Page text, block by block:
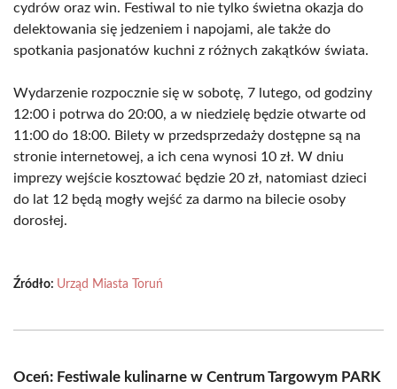
cydrów oraz win. Festiwal to nie tylko świetna okazja do
delektowania się jedzeniem i napojami, ale także do
spotkania pasjonatów kuchni z różnych zakątków świata.
Wydarzenie rozpocznie się w sobotę, 7 lutego, od godziny
12:00 i potrwa do 20:00, a w niedzielę będzie otwarte od
11:00 do 18:00. Bilety w przedsprzedaży dostępne są na
stronie internetowej, a ich cena wynosi 10 zł. W dniu
imprezy wejście kosztować będzie 20 zł, natomiast dzieci
do lat 12 będą mogły wejść za darmo na bilecie osoby
dorosłej.
Źródło: Urząd Miasta Toruń
Oceń: Festiwale kulinarne w Centrum Targowym PARK